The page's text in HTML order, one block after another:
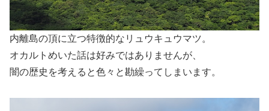
内離島の頂に立つ特徴的なリュウキュウマツ。
オカルトめいた話は好みではありませんが、
闇の歴史を考えると色々と勘繰ってしまいます。